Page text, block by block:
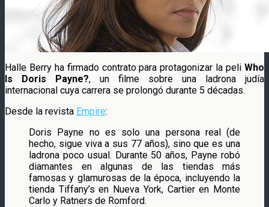
Halle Berry ha firmado contrato para protagonizar la peli Who
Is Doris Payne?, un filme sobre una ladrona judía
internacional cuya carrera se prolongó durante 5 décadas.
Desde la revista Empire:
Doris Payne no es solo una persona real (de
hecho, sigue viva a sus 77 años), sino que es una
ladrona poco usual. Durante 50 años, Payne robó
diamantes en algunas de las tiendas más
famosas y glamurosas de la época, incluyendo la
tienda Tiffany’s en Nueva York, Cartier en Monte
Carlo y Ratners de Romford.